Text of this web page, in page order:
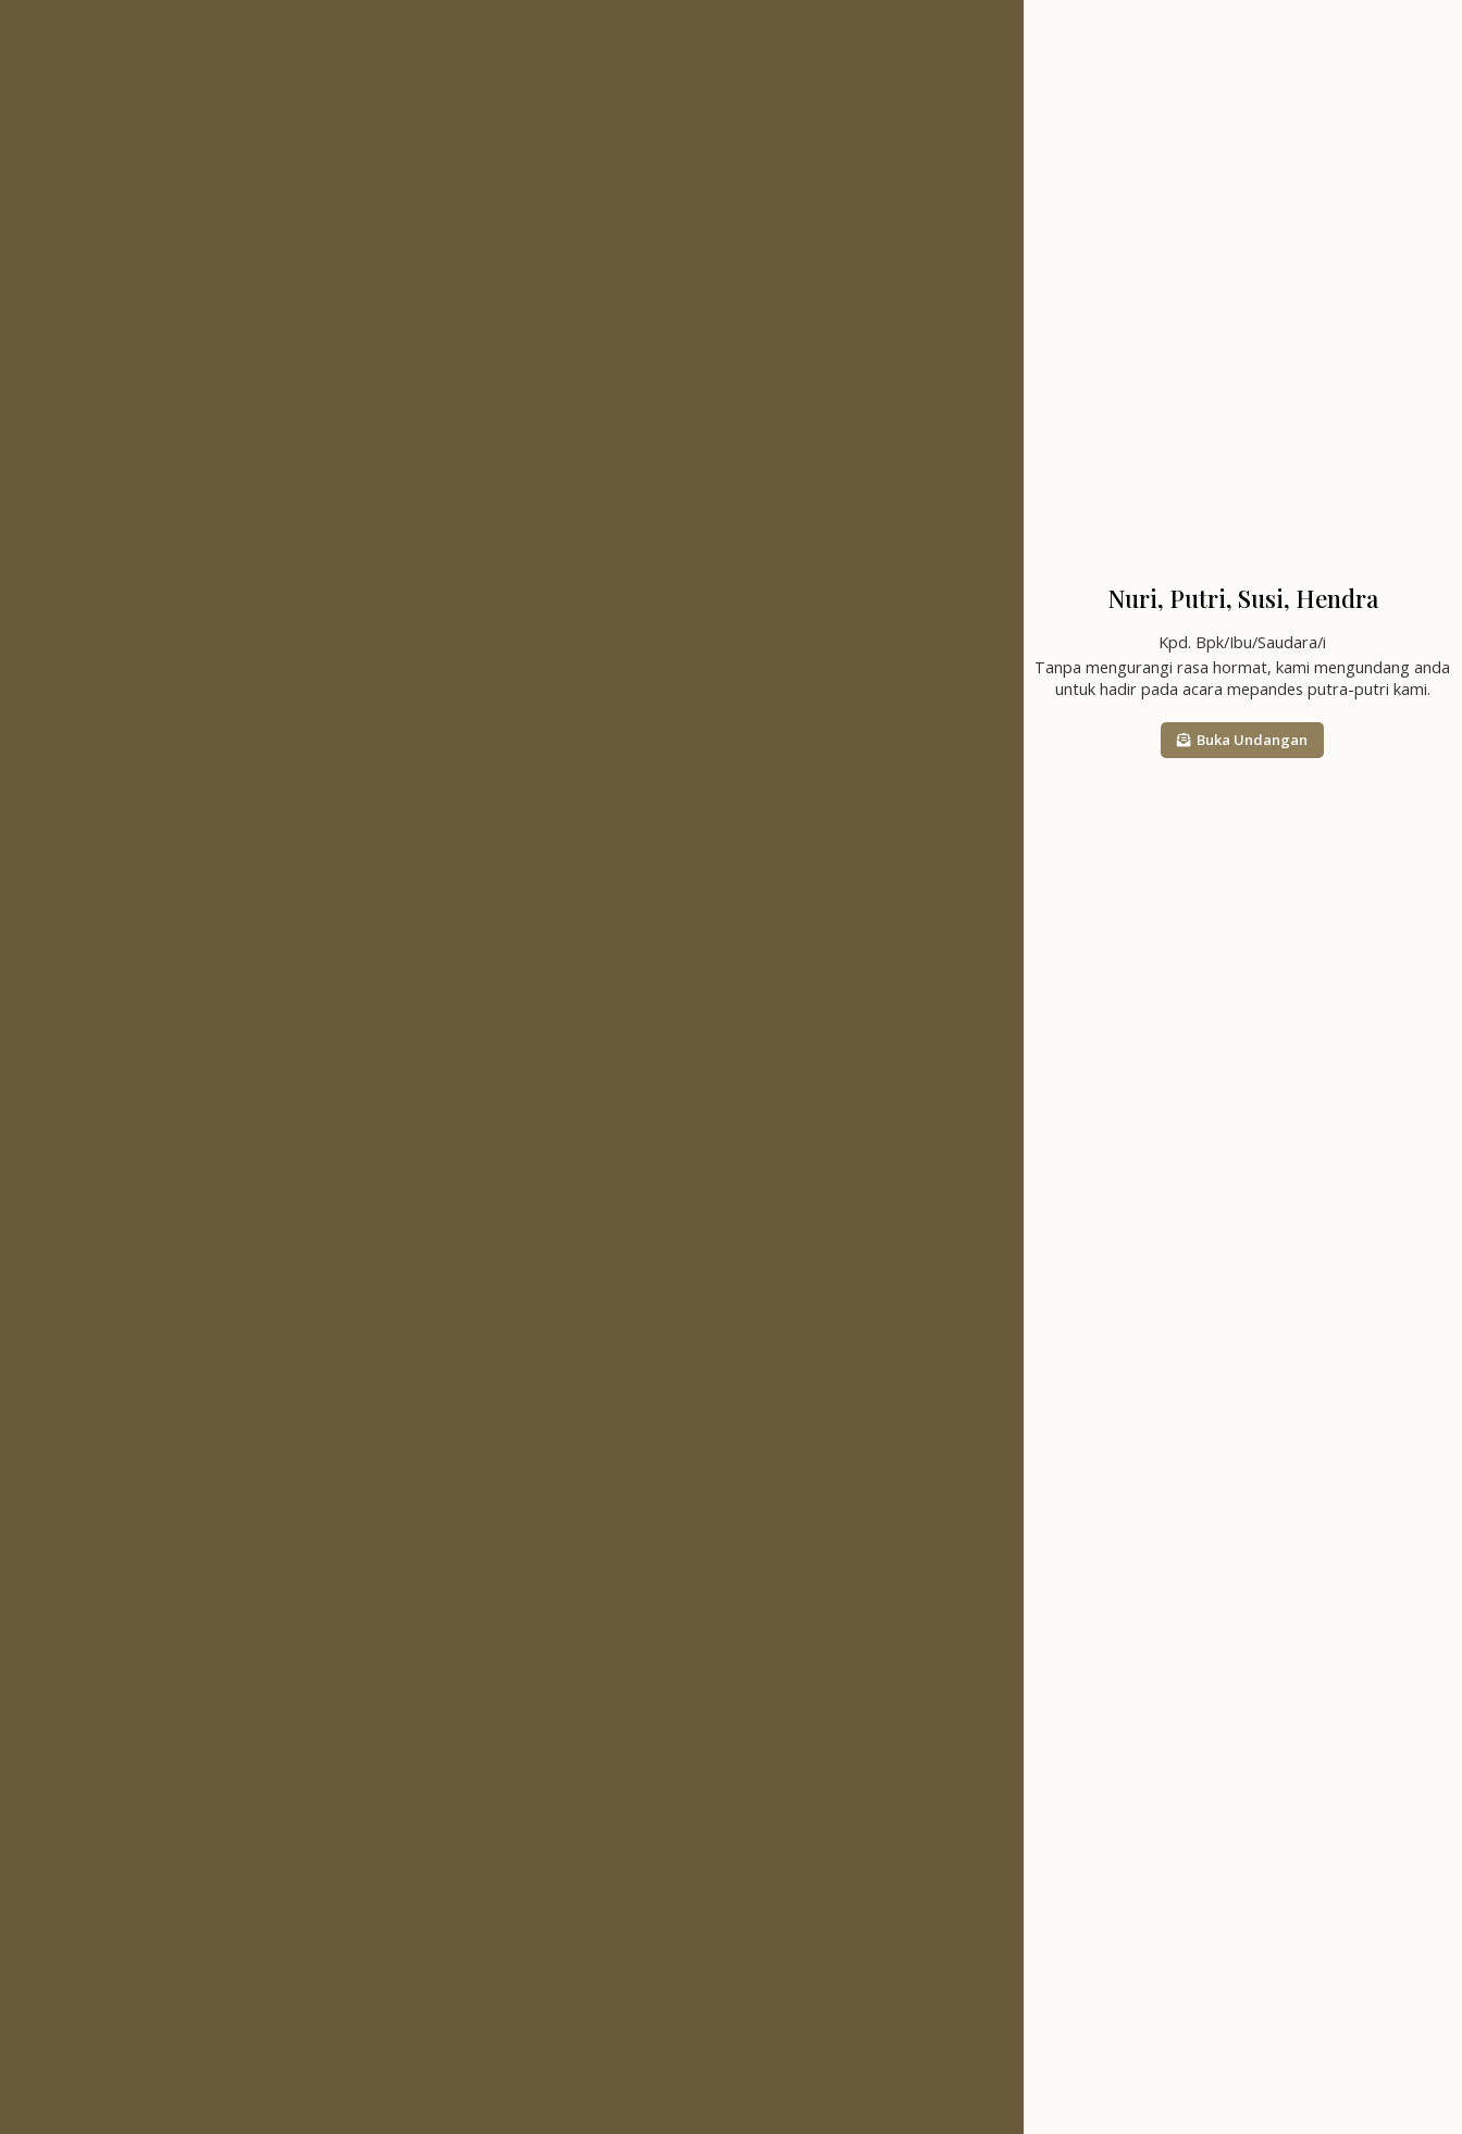
Nuri, Putri, Susi, Hendra
Kpd. Bpk/Ibu/Saudara/i
Tanpa mengurangi rasa hormat, kami mengundang anda
untuk hadir pada acara mepandes putra-putri kami.
Buka Undangan
Nuri, Putri,
Susi, Hendra
MENGWI | 11 April 2024